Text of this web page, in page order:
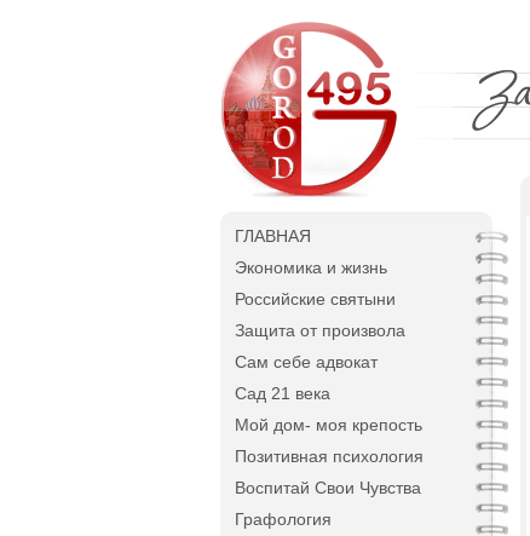
ГЛАВНАЯ
Экономика и жизнь
Российские святыни
Защита от произвола
Сам себе адвокат
Сад 21 века
Мой дом- моя крепость
Позитивная психология
Воспитай Свои Чувства
Графология